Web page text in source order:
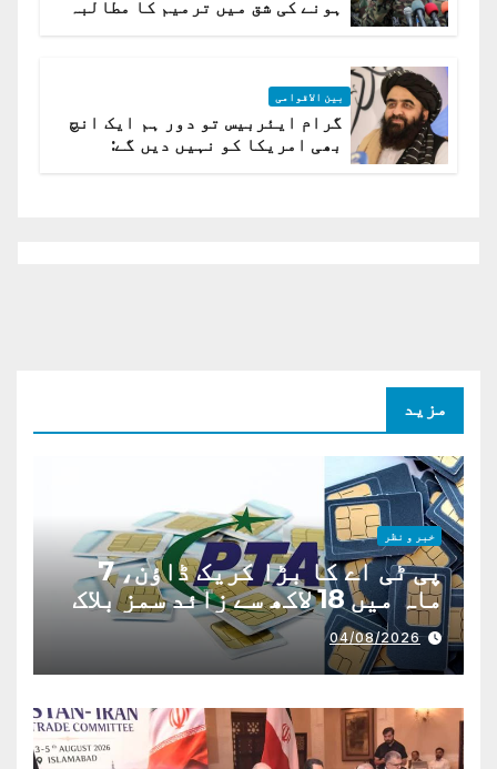
ہونے کی شق میں ترمیم کا مطالبہ
بین الاقوامی
گرام ایئربیس تو دور ہم ایک انچ
بھی امریکا کو نہیں دیں گے:
مزید
خبر و نظر
پی ٹی اے کا بڑا کریک ڈاؤن، 7
ماہ میں 18 لاکھ سے زائد سمز بلاک
04/08/2026